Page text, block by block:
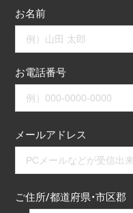
お名前
お電話番号
メールアドレス
ご住所/都道府県・市区郡